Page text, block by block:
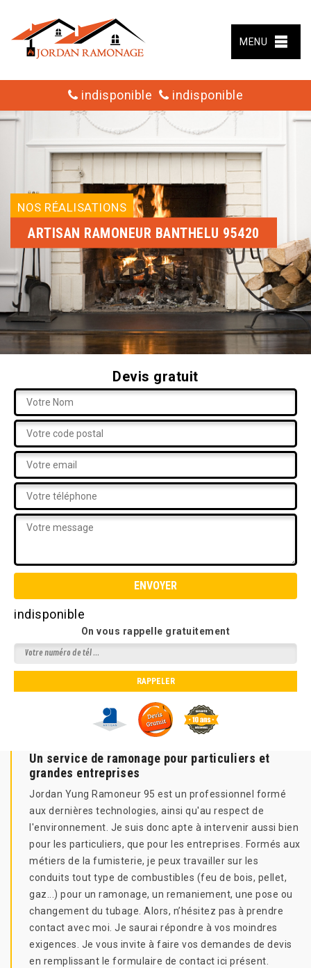
MENU
indisponible indisponible
NOS RÉALISATIONS
ARTISAN RAMONEUR BANTHELU 95420
Devis gratuit
indisponible
On vous rappelle gratuitement
Un service de ramonage pour particuliers et
grandes entreprises
Jordan Yung Ramoneur 95 est un professionnel formé
aux dernières technologies, ainsi qu'au respect de
l'environnement. Je suis donc apte à intervenir aussi bien
pour les particuliers, que pour les entreprises. Formés aux
métiers de la fumisterie, je peux travailler sur les
conduits tout type de combustibles (feu de bois, pellet,
gaz...) pour un ramonage, un remaniement, une pose ou
changement du tubage. Alors, n’hésitez pas à prendre
contact avec moi. Je saurai répondre à vos moindres
exigences. Je vous invite à faire vos demandes de devis
en remplissant le formulaire de contact ici présent.